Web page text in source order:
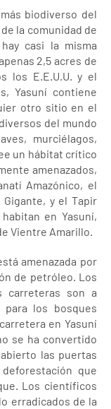
biodiverso del
la comunidad de
casi la misma
2,5 acres de
los E.E.U.U. y el
Yasuní contiene
otro sitio en el
del mundo
murciélagos,
un hábitat crítico
amenazados,
Amazónico, el
y el Tapir
en Yasuní,
Vientre Amarillo.
amenazada por
de petróleo. Los
carreteras son a
para los bosques
en Yasuní
se ha convertido
las puertas
que
Los científicos
erradicados de la